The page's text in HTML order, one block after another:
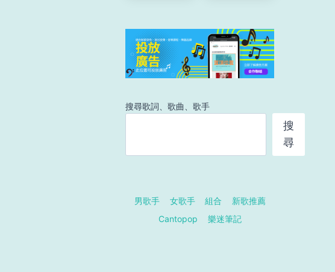
搜尋歌詞、歌曲、歌手
搜
尋
男歌手 女歌手 組合
新歌推薦
Cantopop
樂迷筆記